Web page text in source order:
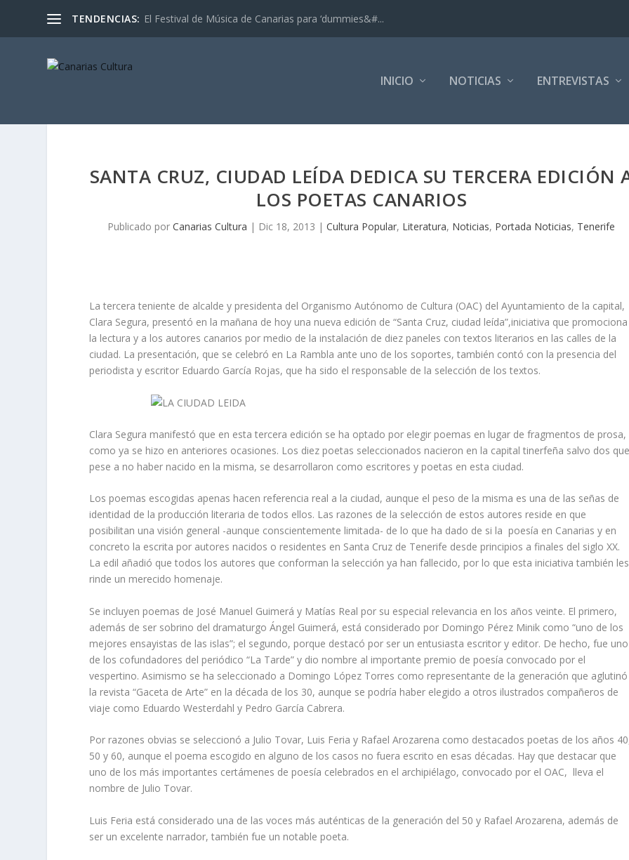
TENDENCIAS: El Festival de Música de Canarias para ‘dummies&#...
INICIO NOTICIAS ENTREVISTAS
SANTA CRUZ, CIUDAD LEÍDA DEDICA SU TERCERA EDICIÓN
LOS POETAS CANARIOS
Publicado porCanarias Cultura | Dic 18, 2013 |Cultura Popular, Literatura, Noticias, Portada Noticias, Tenerife
La tercera teniente de alcalde y presidenta del Organismo Autónomo de Cultura (OAC) del Ayuntamiento de la capital,
Clara Segura, presentó en la mañana de hoy una nueva edición de “Santa Cruz, ciudad leída”,iniciativa que promociona
la lectura y a los autores canarios por medio de la instalación de diez paneles con textos literarios en las calles de la
ciudad. La presentación, que se celebró en La Rambla ante uno de los soportes, también contó con la presencia del
periodista y escritor Eduardo García Rojas, que ha sido el responsable de la selección de los textos.
Clara Segura manifestó que en esta tercera edición se ha optado por elegir poemas en lugar de fragmentos de prosa,
como ya se hizo en anteriores ocasiones. Los diez poetas seleccionados nacieron en la capital tinerfeña salvo dos
pese a no haber nacido en la misma, se desarrollaron como escritores y poetas en esta ciudad.
Los poemas escogidas apenas hacen referencia real a la ciudad, aunque el peso de la misma es una de las señas de
identidad de la producción literaria de todos ellos. Las razones de la selección de estos autores reside en que
posibilitan una visión general -aunque conscientemente limitada- de lo que ha dado de si la poesía en Canarias y en
concreto la escrita por autores nacidos o residentes en Santa Cruz de Tenerife desde principios a finales del siglo XX.
La edil añadió que todos los autores que conforman la selección ya han fallecido, por lo que esta iniciativa también les
rinde un merecido homenaje.
Se incluyen poemas de José Manuel Guimerá y Matías Real por su especial relevancia en los años veinte. El primero,
además de ser sobrino del dramaturgo Ángel Guimerá, está considerado por Domingo Pérez Minik como “uno de los
mejores ensayistas de las islas”; el segundo, porque destacó por ser un entusiasta escritor y editor. De hecho, fue uno
de los cofundadores del periódico “La Tarde” y dio nombre al importante premio de poesía convocado por el
vespertino. Asimismo se ha seleccionado a Domingo López Torres como representante de la generación que aglutinó
la revista “Gaceta de Arte” en la década de los 30, aunque se podría haber elegido a otros ilustrados compañeros de
viaje como Eduardo Westerdahl y Pedro García Cabrera.
Por razones obvias se seleccionó a Julio Tovar, Luis Feria y Rafael Arozarena como destacados poetas de los años
50 y 60, aunque el poema escogido en alguno de los casos no fuera escrito en esas décadas. Hay que destacar que
uno de los más importantes certámenes de poesía celebrados en el archipiélago, convocado por el OAC, lleva el
nombre de Julio Tovar.
Luis Feria está considerado una de las voces más auténticas de la generación del 50 y Rafael Arozarena, además de
ser un excelente narrador, también fue un notable poeta.